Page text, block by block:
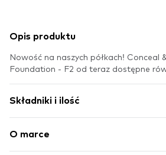
Opis produktu
Nowość na naszych półkach! Conceal
Foundation - F2 od teraz dostępne
Składniki i ilość
O marce